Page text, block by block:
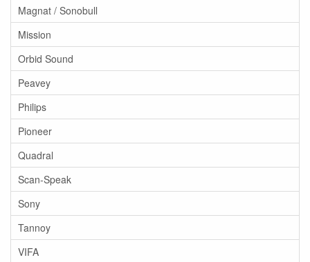
Magnat / Sonobull
Mission
Orbid Sound
Peavey
Philips
Pioneer
Quadral
Scan-Speak
Sony
Tannoy
VIFA